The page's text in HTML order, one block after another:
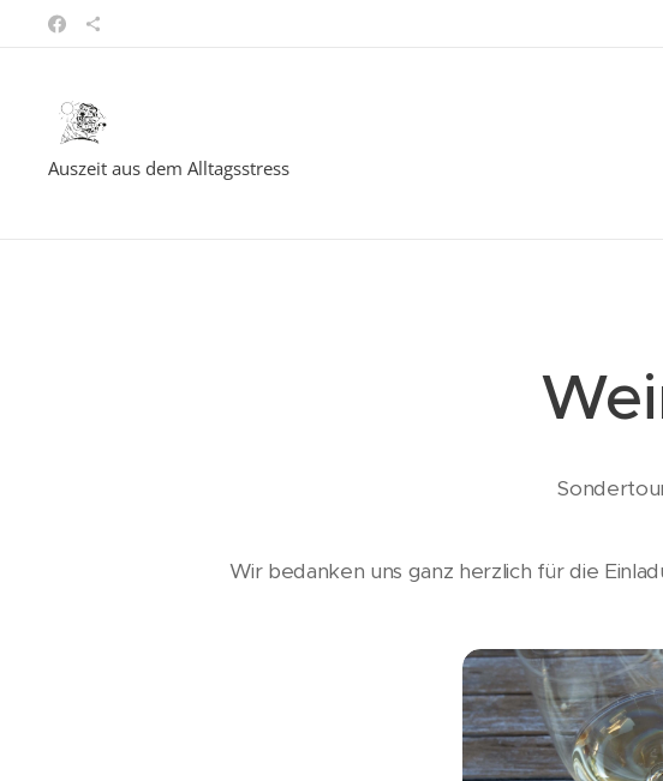
Auszeit aus dem Alltagsstress
Wir bedanken uns ganz herzlich für die